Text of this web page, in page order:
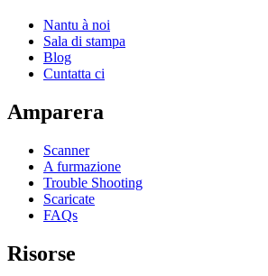
Nantu à noi
Sala di stampa
Blog
Cuntatta ci
Amparera
Scanner
A furmazione
Trouble Shooting
Scaricate
FAQs
Risorse